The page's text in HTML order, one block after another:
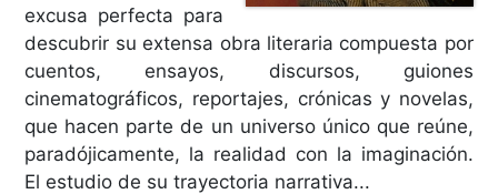
excusa perfecta para
descubrir su extensa obra literaria compuesta por
cuentos, ensayos, discursos, guiones
cinematográficos, reportajes, crónicas y novelas,
que hacen parte de un universo único que reúne,
paradójicamente, la realidad con la imaginación.
El estudio de su trayectoria narrativa...